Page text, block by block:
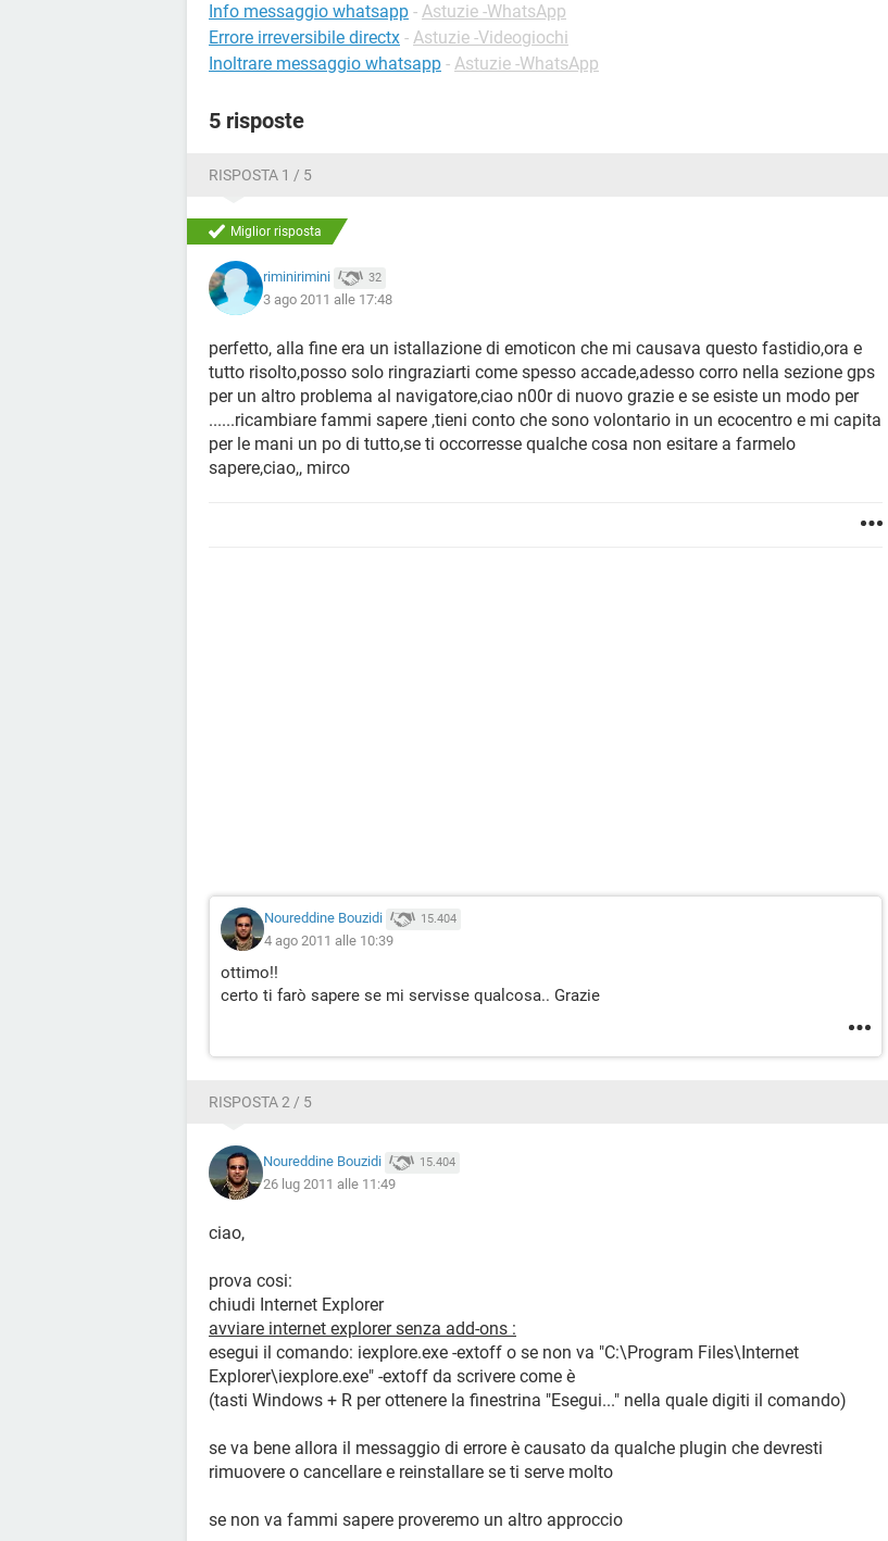
Info messaggio whatsapp - Astuzie -WhatsApp
Errore irreversibile directx - Astuzie -Videogiochi
Inoltrare messaggio whatsapp - Astuzie -WhatsApp
5 risposte
RISPOSTA 1 / 5
Miglior risposta
riminirimini 32
3 ago 2011 alle 17:48
perfetto, alla fine era un istallazione di emoticon che mi causava questo fastidio,ora e
tutto risolto,posso solo ringraziarti come spesso accade,adesso corro nella sezione gps
per un altro problema al navigatore,ciao n00r di nuovo grazie e se esiste un modo per
......ricambiare fammi sapere ,tieni conto che sono volontario in un ecocentro e mi capita
per le mani un po di tutto,se ti occorresse qualche cosa non esitare a farmelo
sapere,ciao,, mirco
Noureddine Bouzidi 15.404
4 ago 2011 alle 10:39
ottimo!!
certo ti farò sapere se mi servisse qualcosa.. Grazie
RISPOSTA 2 / 5
Noureddine Bouzidi 15.404
26 lug 2011 alle 11:49
ciao,
prova cosi:
chiudi Internet Explorer
avviare internet explorer senza add-ons :
esegui il comando: iexplore.exe -extoff o se non va "C:\Program Files\Internet
Explorer\iexplore.exe" -extoff da scrivere come è
(tasti Windows + R per ottenere la finestrina "Esegui..." nella quale digiti il comando)
se va bene allora il messaggio di errore è causato da qualche plugin che devresti
rimuovere o cancellare e reinstallare se ti serve molto
se non va fammi sapere proveremo un altro approccio